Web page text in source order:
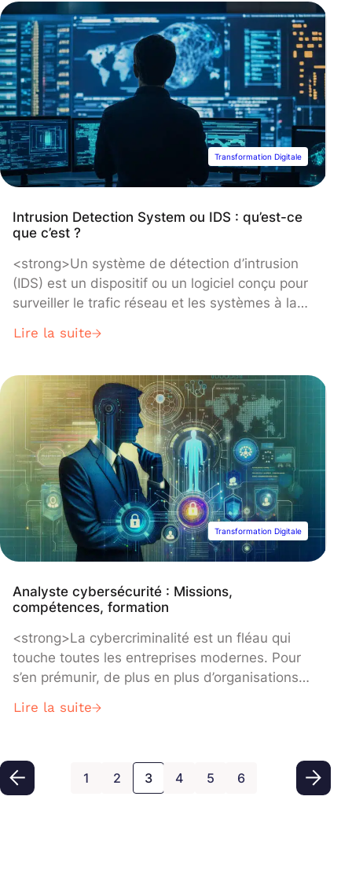
le cas, quoi cela peut-il bien servir ?</strong>
Transformation Digitale
Intrusion Detection System ou IDS : qu’est-ce
que c’est ?
<strong>Un système de détection d’intrusion
(IDS) est un dispositif ou un logiciel conçu pour
surveiller le trafic réseau et les systèmes à la
L’IDS analyse les paquets réseau, les adresses
identifier les signatures d’attaques connues ou
détecter des anomalies qui pourraient indiquer
une intrusion.</strong>
Lire la suite
Transformation Digitale
Analyste cybersécurité : Missions,
compétences, formation
<strong>La cybercriminalité est un fléau qui
touche toutes les entreprises modernes. Pour
s’en prémunir, de plus en plus d’organisations
cyber.</strong>
Lire la suite
1 2 3 4 5 6